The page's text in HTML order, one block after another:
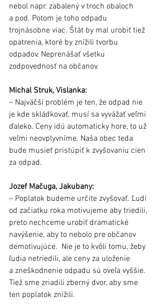
nebol napr. zabalený v troch obaloch
a pod. Potom je toho odpadu
trojnásobne viac. Štát by mal urobiť tiež
opatrenia, ktoré by znížili tvorbu
odpadov. Neprenášať všetku
zodpovednosť na občanov.
Michal Struk, Vislanka:
– Najväčší problém je ten, že odpad nie
je kde skládkovať, musí sa vyvážať veľmi
ďaleko. Ceny idú automaticky hore, to už
veľmi neovplyvníme. Naša obec teda
bude musieť pristúpiť k zvyšovaniu cien
za odpad.
Jozef Mačuga, Jakubany:
– Poplatok budeme určite zvyšovať. Ľudí
od začiatku roka motivujeme aby triedili,
preto nechceme urobiť dramatické
navýšenie, aby to nebolo pre občanov
demotivujúce.  Nie je to kvôli tomu, žeby
ľudia netriedili, ale ceny za uloženie
a zneškodnenie odpadu sú oveľa vyššie.
Tiež sme zriadili zberný dvor, aby sme
ten poplatok znížili.